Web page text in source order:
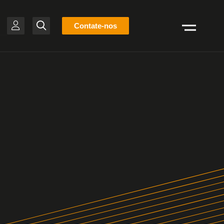
Lista
Pesquisar
Contate-nos